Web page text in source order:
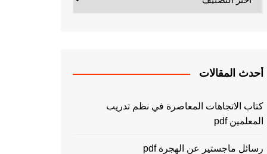
أحدث المقالات
كتاب الاتجاهات المعاصرة في نظم تدريب
المعلمين pdf
رسائل ماجستير عن الهجرة pdf